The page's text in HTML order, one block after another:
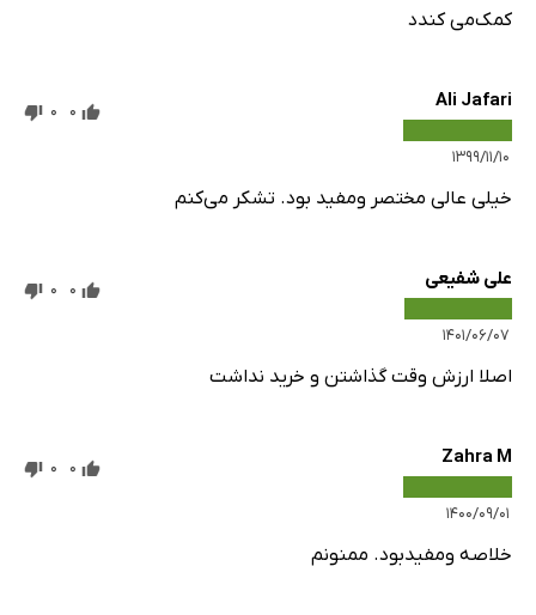
کمک‌می کندد
Ali Jafari
۱۳۹۹/۱۱/۱۰
0
0
خیلی عالی مختصر ومفید بود. تشکر می‌کنم
علی شفیعی
۱۴۰۱/۰۶/۰۷
0
0
اصلا ارزش وقت گذاشتن و خرید نداشت
Zahra M
۱۴۰۰/۰۹/۰۱
0
0
خلاصه ومفیدبود. ممنونم